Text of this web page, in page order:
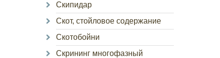
Скипидар
Скот, стойловое содержание
Скотобойни
Скрининг многофазный